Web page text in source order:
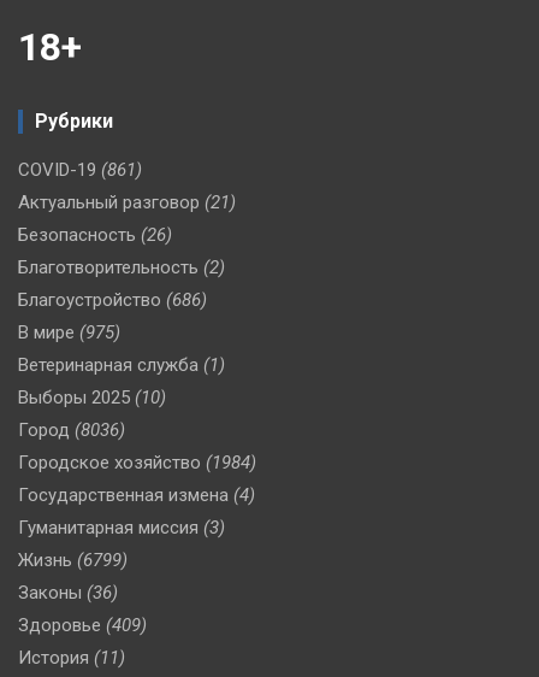
18+
Рубрики
COVID-19 (861)
Актуальный разговор (21)
Безопасность (26)
Благотворительность (2)
Благоустройство (686)
В мире (975)
Ветеринарная служба (1)
Выборы 2025 (10)
Город (8036)
Городское хозяйство (1984)
Государственная измена (4)
Гуманитарная миссия (3)
Жизнь (6799)
Законы (36)
Здоровье (409)
История (11)